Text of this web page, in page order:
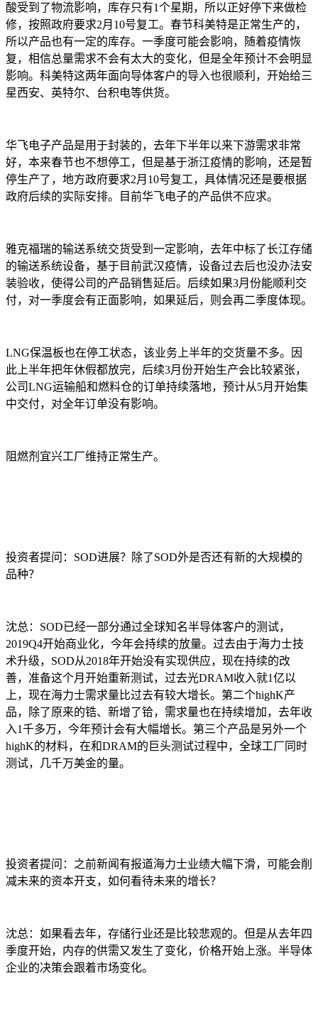
酸受到了物流影响，库存只有1个星期，所以正好停下来做检
修，按照政府要求2月10号复工。春节科美特是正常生产的，
所以产品也有一定的库存。一季度可能会影响，随着疫情恢
复，相信总量需求不会有太大的变化，但是全年预计不会明显
影响。科美特这两年面向导体客户的导入也很顺利，开始给三
星西安、英特尔、台积电等供货。
华飞电子产品是用于封装的，去年下半年以来下游需求非常
好，本来春节也不想停工，但是基于浙江疫情的影响，还是暂
停生产了，地方政府要求2月10号复工，具体情况还是要根据
政府后续的实际安排。目前华飞电子的产品供不应求。
雅克福瑞的输送系统交货受到一定影响，去年中标了长江存储
的输送系统设备，基于目前武汉疫情，设备过去后也没办法安
装验收，使得公司的产品销售延后。后续如果3月份能顺利交
付，对一季度会有正面影响，如果延后，则会再二季度体现。
LNG保温板也在停工状态，该业务上半年的交货量不多。因
此上半年把年休假都放完，后续3月份开始生产会比较紧张，
公司LNG运输船和燃料仓的订单持续落地，预计从5月开始集
中交付，对全年订单没有影响。
阻燃剂宜兴工厂维持正常生产。
投资者提问：SOD进展？除了SOD外是否还有新的大规模的
品种？
沈总：SOD已经一部分通过全球知名半导体客户的测试，
2019Q4开始商业化，今年会持续的放量。过去由于海力士技
术升级，SOD从2018年开始没有实现供应，现在持续的改
善，准备这个月开始重新测试，过去光DRAM收入就1亿以
上，现在海力士需求量比过去有较大增长。第二个highK产
品，除了原来的锆、新增了铪，需求量也在持续增加，去年收
入1千多万，今年预计会有大幅增长。第三个产品是另外一个
highK的材料，在和DRAM的巨头测试过程中，全球工厂同时
测试，几千万美金的量。
投资者提问：之前新闻有报道海力士业绩大幅下滑，可能会削
减未来的资本开支，如何看待未来的增长？
沈总：如果看去年，存储行业还是比较悲观的。但是从去年四
季度开始，内存的供需又发生了变化，价格开始上涨。半导体
企业的决策会跟着市场变化。